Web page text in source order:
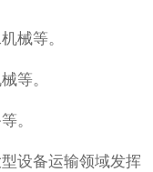
械等。
等。
。
设备运输领域发挥